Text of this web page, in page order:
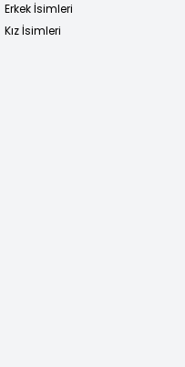
Erkek İsimleri
Kız İsimleri